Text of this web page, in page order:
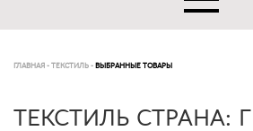
ГЛАВНАЯ - ТЕКСТИЛЬ - ВЫБРАННЫЕ ТОВАРЫ
ТЕКСТИЛЬ СТРАНА: